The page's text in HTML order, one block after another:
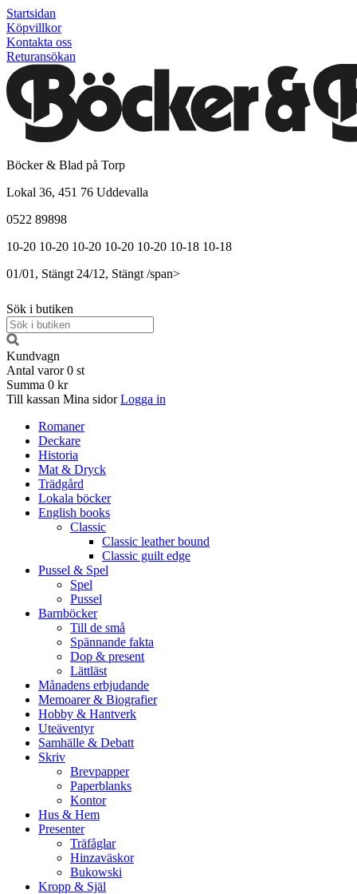
Startsidan
Köpvillkor
Kontakta oss
Returansökan
Böcker & Blad på Torp
Lokal 36, 451 76 Uddevalla
0522 89898
10-20 10-20 10-20 10-20 10-20 10-18 10-18
01/01, Stängt 24/12, Stängt /span>
Sök i butiken
Kundvagn
Antal varor 0 st
Summa 0 kr
Till kassan Mina sidor Logga in
Romaner
Deckare
Historia
Mat & Dryck
Trädgård
Lokala böcker
English books
Classic
Classic leather bound
Classic guilt edge
Pussel & Spel
Spel
Pussel
Barnböcker
Till de små
Spännande fakta
Dop & present
Lättläst
Månadens erbjudande
Memoarer & Biografier
Hobby & Hantverk
Uteäventyr
Samhälle & Debatt
Skriv
Brevpapper
Paperblanks
Kontor
Hus & Hem
Presenter
Träfåglar
Hinzaväskor
Bukowski
Kropp & Själ